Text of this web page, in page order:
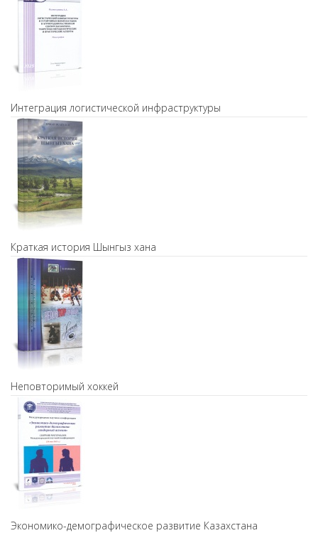
Интеграция логистической инфраструктуры
Краткая история Шынгыз хана
Неповторимый хоккей
Экономико-демографическое развитие Казахстана